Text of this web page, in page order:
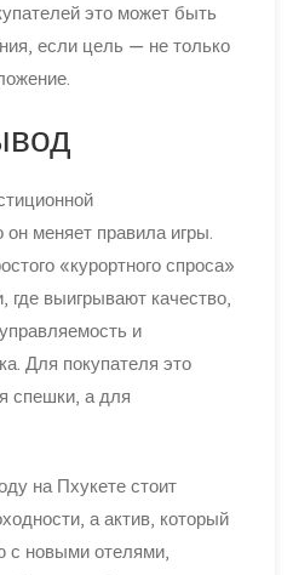
это может быть
если цель — не только
он меняет правила игры.
«курортного спроса»
где выигрывают качество,
и
Для покупателя это
спешки, а для
на Пхукете стоит
а актив, который
с новыми отелями,